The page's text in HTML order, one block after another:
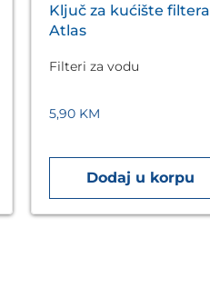
Ključ za kućište filtera
Atlas
Filteri za vodu
5,90 KM
Dodaj u korpu